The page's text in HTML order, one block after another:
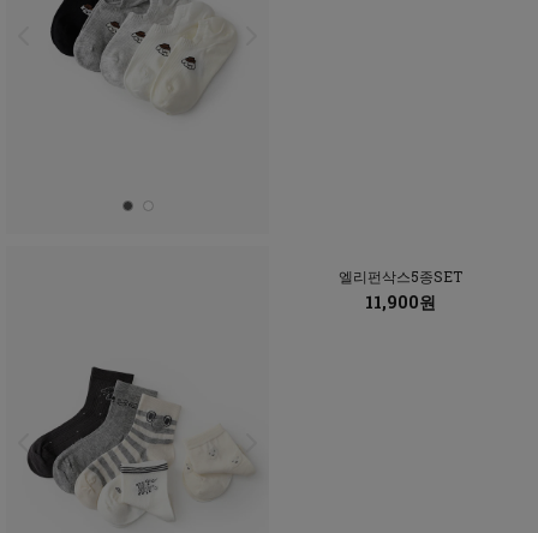
엘리펀삭스5종SET
11,900원